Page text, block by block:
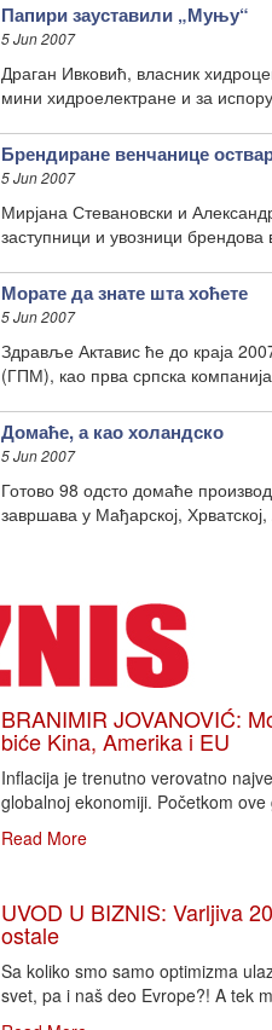
Папири зауставили „Муњу“
5 Jun 2007
Драган Ивковић, власник
мини хидроелектране и за
Брендиране венчанице
5 Jun 2007
Мирјана Стевановски и
заступници и увозници
Морате да знате шта хоћете
5 Jun 2007
Здравље Актавис ће до краја
(ГПМ), као прва српска компанија
Домаће, а као холандско
5 Jun 2007
Готово 98 одсто домаће
завршава у Мађарској, Хрватској,
BRANIMIR JOVANOVIĆ:
biće Kina, Amerika i EU
Inflacija je trenutno verovatno
globalnoj ekonomiji. Početkom
Read More
UVOD U BIZNIS: Varljiva
ostale
Sa koliko smo samo optimizma
svet, pa i naš deo Evrope?! A tek